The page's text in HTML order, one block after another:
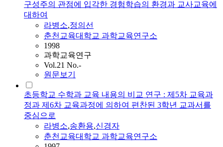
구성주의 관점에 입각한 경험학습의 환경과 교사교육에
대하여
라병소,정의선
춘천교육대학교 과학교육연구소
1998
과학교육연구
Vol.21 No.-
원문보기
초등학교 수학과 교육 내용의 비교 연구 : 제5차 교육과
정과 제6차 교육과정에 의하여 편찬된 3학년 교과서를
중심으로
라병소,송환용,신경자
춘천교육대학교 과학교육연구소